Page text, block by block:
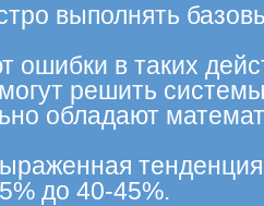
выполнять
ошибки в таких
решить
обладают
до 40-45%.